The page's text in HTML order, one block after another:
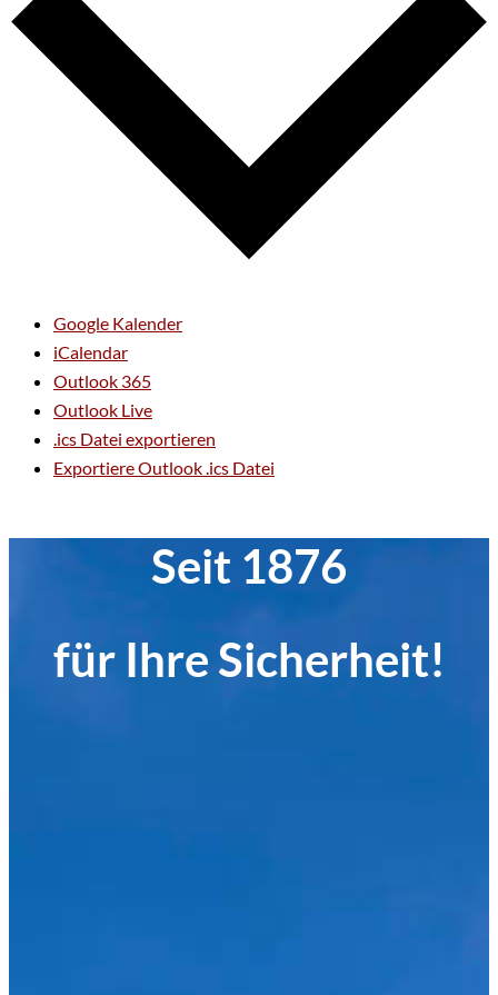
Google Kalender
iCalendar
Outlook 365
Outlook Live
.ics Datei exportieren
Exportiere Outlook .ics Datei
Seit 1876
für Ihre Sicherheit!